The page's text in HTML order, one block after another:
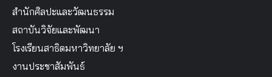
สำนักศิลปะและวัฒนธรรม
สถาบันวิจัยและพัฒนา
โรงเรียนสาธิตมหาวิทยาลัย ฯ
งานประชาสัมพันธ์